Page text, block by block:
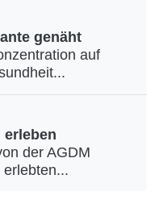
genäht
auf
erleben
der AGDM